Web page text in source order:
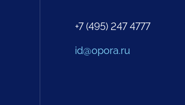
+7 (495) 247 4777
id@opora.ru